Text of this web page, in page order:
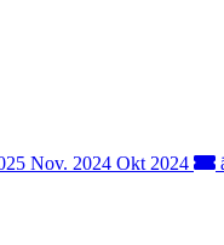
Nov. 2024 Okt 2024